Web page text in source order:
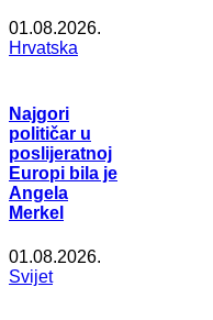
01.08.2026.
Hrvatska
Najgori
političar u
poslijeratnoj
Europi bila je
Angela
Merkel
01.08.2026.
Svijet